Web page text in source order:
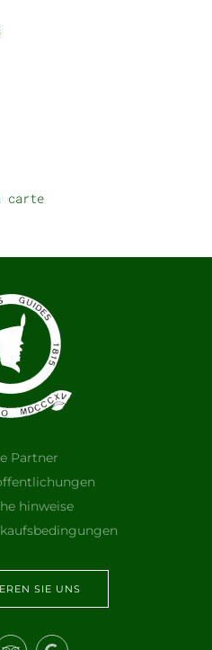
carte
Partner
hinweise
SIE UNS